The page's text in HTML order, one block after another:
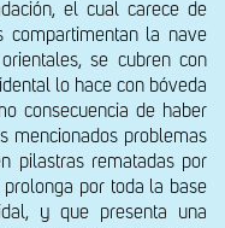
el cual carece de
compartimentan la nave
se cubren con
lo hace con bóveda
consecuencia de haber
mencionados problemas
pilastras rematadas por
por toda la base
y que presenta una